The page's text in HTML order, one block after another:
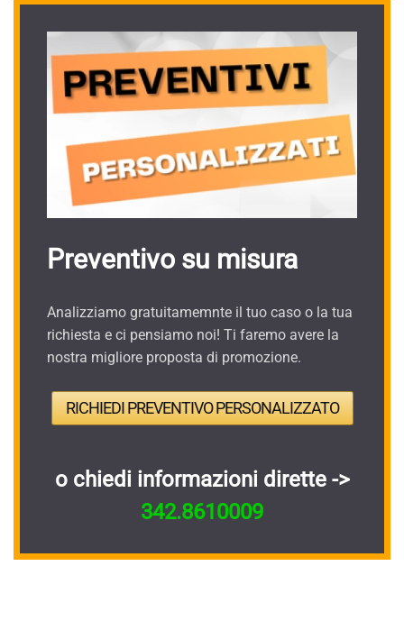
Preventivo su misura
Analizziamo gratuitamemnte il tuo caso o la tua
richiesta e ci pensiamo noi! Ti faremo avere la
nostra migliore proposta di promozione.
RICHIEDI PREVENTIVO PERSONALIZZATO
o chiedi informazioni dirette ->
342.8610009